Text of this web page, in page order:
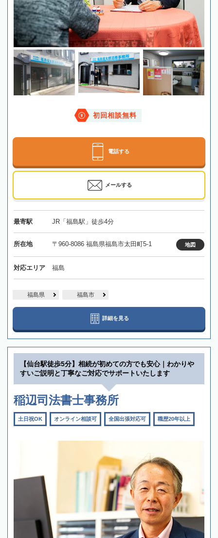
初回相談無料
電話する
メールする
最寄駅 JR「福島駅」徒歩4分
所在地 〒960-8086 福島県福島市太田町5-1 地図
対応エリア 福島
福島県 福島市
詳細を見る
【仙台駅徒歩5分】相続が初めての方でも安心｜わかりや
すいご説明と丁寧なご対応でサポートいたします
稲辺司法書士事務所
土日祝OK オンライン相談可 全国出張対応可 職歴20年以上